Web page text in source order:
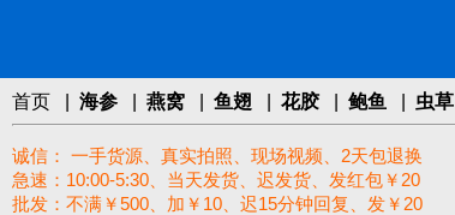
首页 海参 燕窝 鱼翅 花胶 鲍鱼 虫草
诚信： 一手货源、真实拍照、现场视频、2天包退换
急速：10:00-5:30、当天发货、迟发货、发红包￥20
批发：不满￥500、加￥10、迟15分钟回复、发￥20